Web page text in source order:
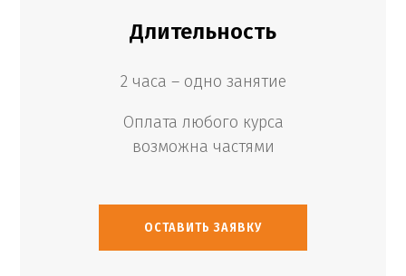
Длительность
2 часа – одно занятие
Оплата любого курса
возможна частями
ОСТАВИТЬ ЗАЯВКУ